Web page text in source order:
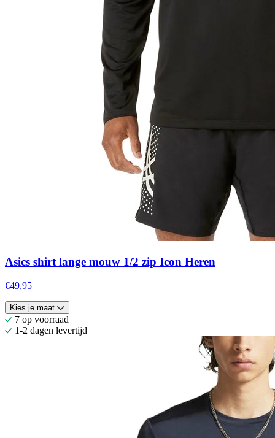
Asics shirt lange mouw 1/2 zip Icon Heren
€49,95
Kies je maat
7 op voorraad
1-2 dagen levertijd